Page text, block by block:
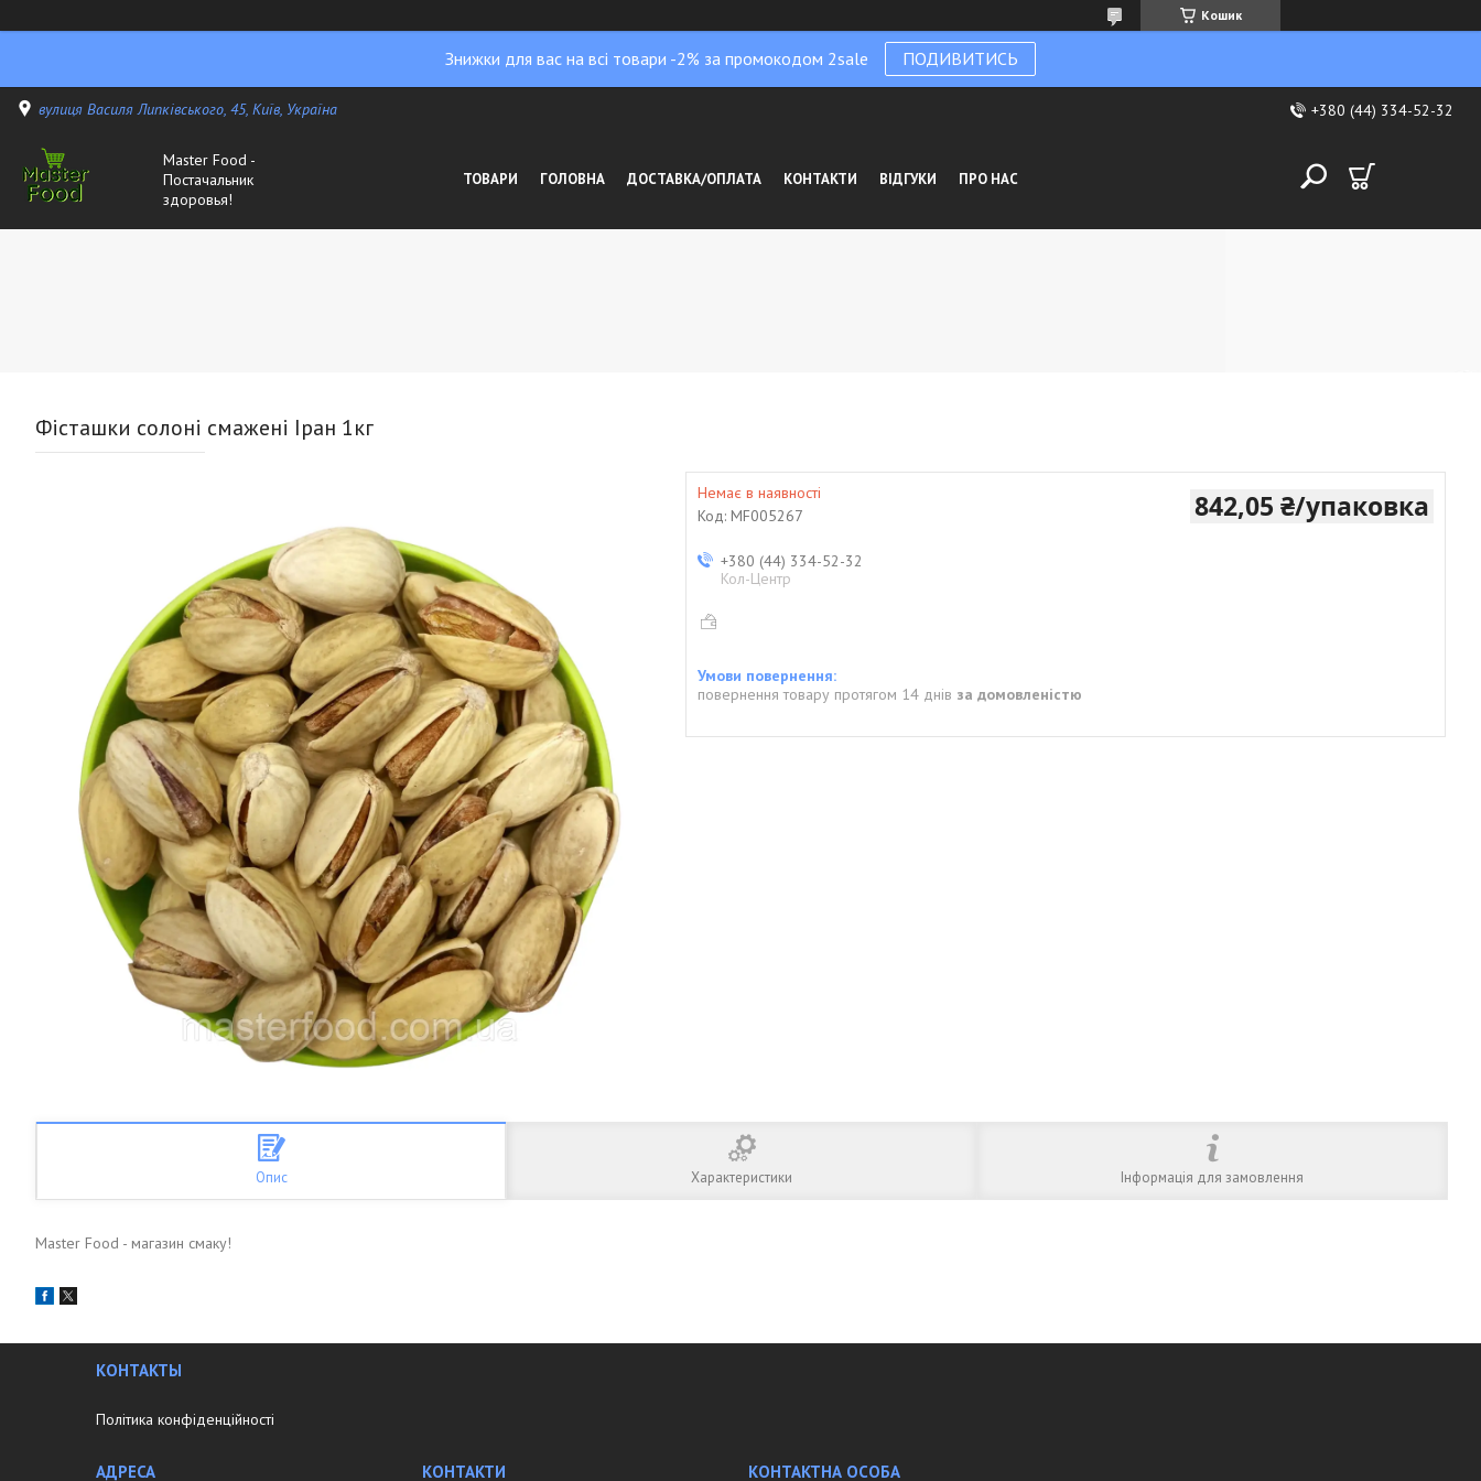
Кошик
Знижки для вас на всі товари -2% за промокодом 2sale ПОДИВИТИСЬ
вулиця Василя Липківського, 45, Київ, Україна +380 (44) 334-52-32
Master Food -
Постачальник
здоровья!
ТОВАРИ ГОЛОВНА ДОСТАВКА/ОПЛАТА КОНТАКТИ ВІДГУКИ ПРО НАС
Фісташки солоні смажені Іран 1кг
Немає в наявності
Код: MF005267 842,05 ₴/упаковка
+380 (44) 334-52-32
Кол-Центр
повернення товару протягом 14 днів за домовленістю
Опис Характеристики Інформація для замовлення
Master Food - магазин смаку!
КОНТАКТЫ
Політика конфіденційності